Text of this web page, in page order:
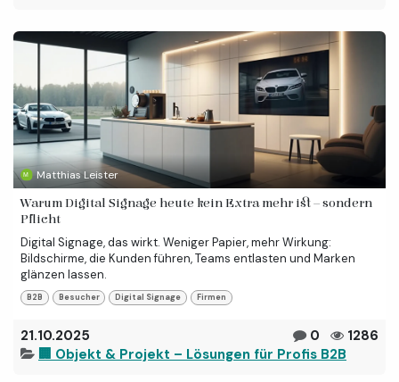
Matthias Leister
Warum Digital Signage heute kein Extra mehr ist – sondern
Pflicht
Digital Signage, das wirkt. Weniger Papier, mehr Wirkung:
Bildschirme, die Kunden führen, Teams entlasten und Marken
glänzen lassen.
B2B Besucher Digital Signage Firmen
21.10.2025 0
1286
🏢 Objekt & Projekt – Lösungen für Profis B2B